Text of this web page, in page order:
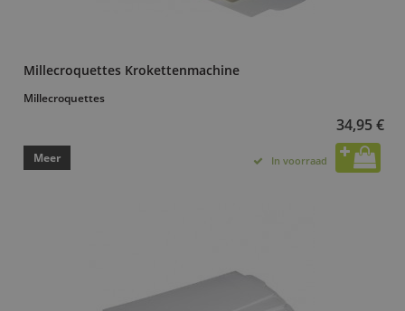
Millecroquettes Krokettenmachine
Millecroquettes
34,95 €
Meer In voorraad